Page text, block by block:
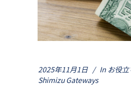
2025年11月1日 In お役
Shimizu Gateways